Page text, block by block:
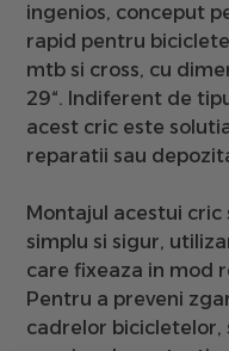
ingenios, conceput
rapid pentru
mtb si cross, cu
29“. Indiferent de
acest cric este
reparatii sau
Montajul acestui
simplu si sigur,
care fixeaza in mod
Pentru a preveni
cadrelor bicicletelor,